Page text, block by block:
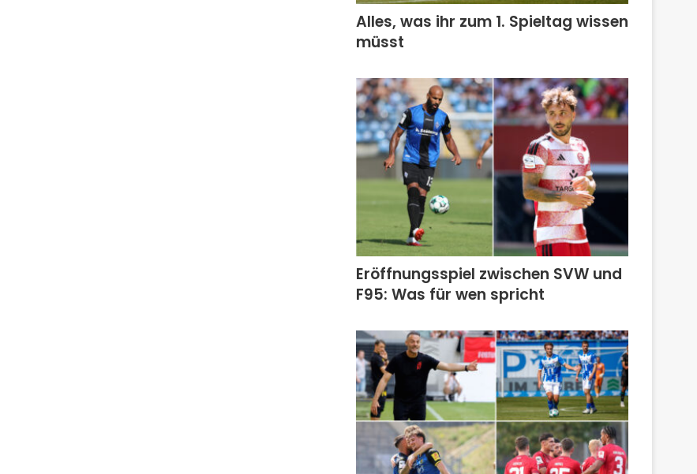
Alles, was ihr zum 1. Spieltag wissen
müsst
Eröffnungsspiel zwischen SVW und
F95: Was für wen spricht